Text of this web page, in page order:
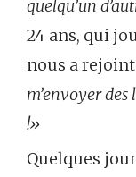
quelqu’un
24 ans, qui
nous a
m’envoyer des
!»
Quelques